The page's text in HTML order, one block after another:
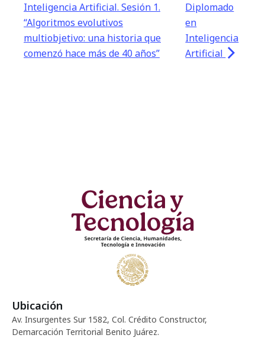
Inteligencia Artificial. Sesión 1.
“Algoritmos evolutivos
multiobjetivo: una historia que
comenzó hace más de 40 años”
Diplomado
en
Inteligencia
Artificial
Ubicación
Av. Insurgentes Sur 1582, Col. Crédito Constructor,
Demarcación Territorial Benito Juárez.